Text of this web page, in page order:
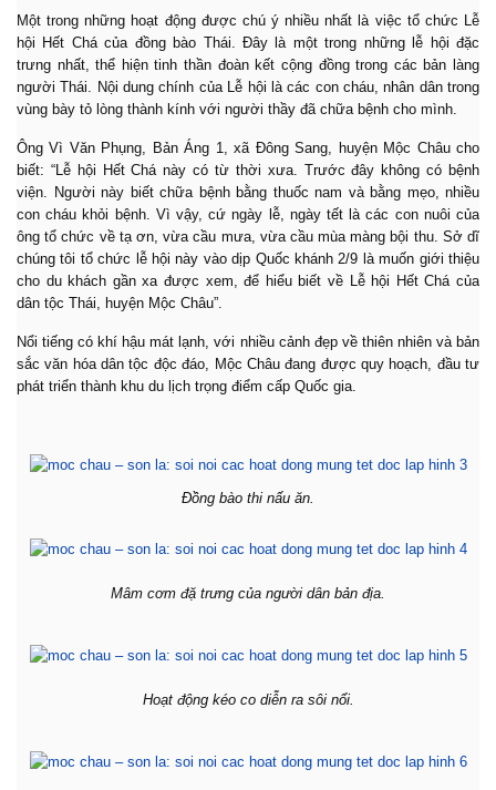
Một trong những hoạt động được chú ý nhiều nhất là việc tổ chức Lễ
hội Hết Chá của đồng bào Thái. Đây là một trong những lễ hội đặc
trưng nhất, thể hiện tinh thần đoàn kết cộng đồng trong các bản làng
người Thái. Nội dung chính của Lễ hội là các con cháu, nhân dân trong
vùng bày tỏ lòng thành kính với người thầy đã chữa bệnh cho mình.
Ông Vì Văn Phụng, Bản Áng 1, xã Đông Sang, huyện Mộc Châu cho
biết: “Lễ hội Hết Chá này có từ thời xưa. Trước đây không có bệnh
viện. Người này biết chữa bệnh bằng thuốc nam và bằng mẹo, nhiều
con cháu khỏi bệnh. Vì vậy, cứ ngày lễ, ngày tết là các con nuôi của
ông tổ chức về tạ ơn, vừa cầu mưa, vừa cầu mùa màng bội thu. Sở dĩ
chúng tôi tổ chức lễ hội này vào dịp Quốc khánh 2/9 là muốn giới thiệu
cho du khách gần xa được xem, để hiểu biết về Lễ hội Hết Chá của
dân tộc Thái, huyện Mộc Châu”.
Nổi tiếng có khí hậu mát lạnh, với nhiều cảnh đẹp về thiên nhiên và bản
sắc văn hóa dân tộc độc đáo, Mộc Châu đang được quy hoạch, đầu tư
phát triển thành khu du lịch trọng điểm cấp Quốc gia.
Đồng bào thi nấu ăn.
Mâm cơm đặ trưng của người dân bản địa.
Hoạt động kéo co diễn ra sôi nổi.